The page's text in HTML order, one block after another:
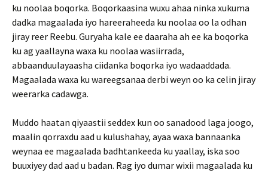
ku noolaa boqorka. Boqorkaasina wuxu ahaa ninka xukuma
dadka magaalada iyo hareeraheeda ku noolaa oo la odhan
jiray reer Reebu. Guryaha kale ee daaraha ah ee ka boqorka
ku ag yaallayna waxa ku noolaa wasiirrada,
abbaanduulayaasha ciidanka boqorka iyo wadaaddada.
Magaalada waxa ku wareegsanaa derbi weyn oo ka celin jiray
weerarka cadawga.
Muddo haatan qiyaastii seddex kun oo sanadood laga joogo,
maalin qorraxdu aad u kulushahay, ayaa waxa bannaanka
weynaa ee magaalada badhtankeeda ku yaallay, iska soo
buuxiyey dad aad u badan. Rag iyo dumar wixii magaalada ku